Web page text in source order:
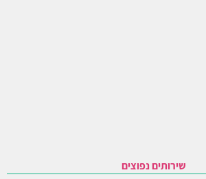
שירותים נפוצים